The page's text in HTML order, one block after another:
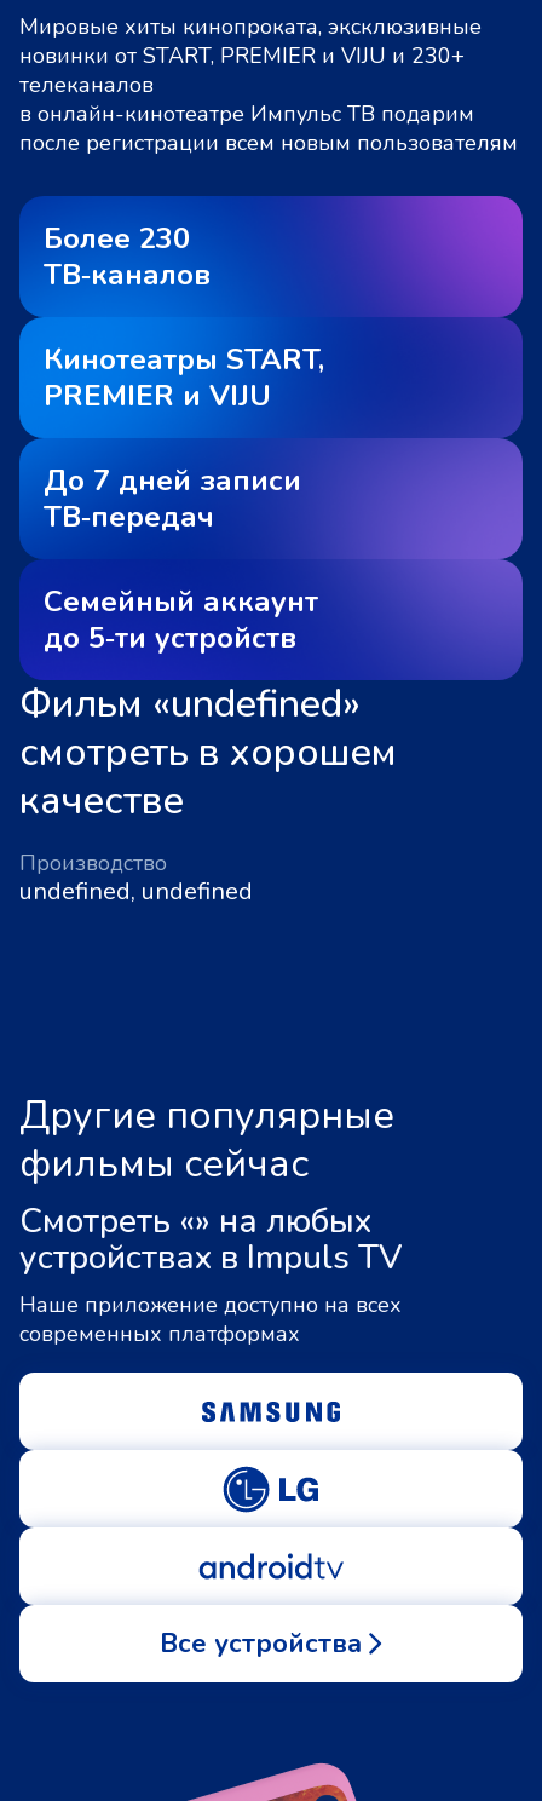
Мировые хиты кинопроката, эксклюзивные
новинки от START, PREMIER и VIJU и 230+
телеканалов
в онлайн-кинотеатре Импульс ТВ подарим
после регистрации всем новым пользователям
Более 230
ТВ‑каналов
Кинотеатры START,
PREMIER и VIJU
До 7 дней записи
ТВ‑передач
Семейный аккаунт
до 5‑ти устройств
Фильм «undefined»
смотреть в хорошем
качестве
Производство
undefined, undefined
Другие популярные
фильмы сейчас
Смотреть «» на любых
устройствах в Impuls TV
Наше приложение доступно на всех
современных платформах
Все устройства